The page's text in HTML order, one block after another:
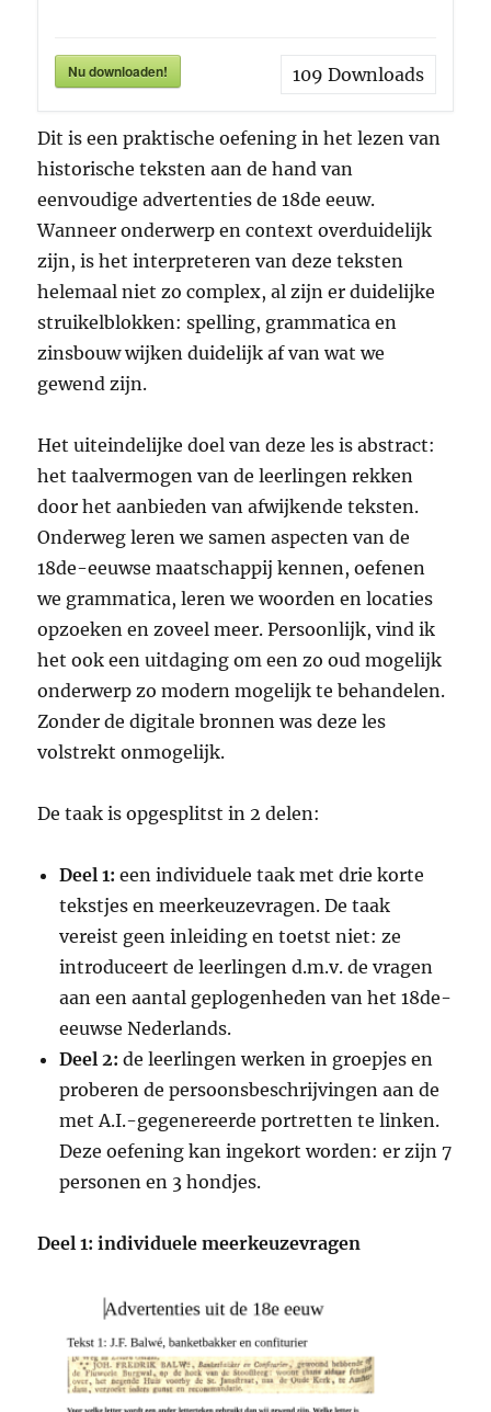
Nu downloaden! 109 Downloads
Dit is een praktische oefening in het lezen van
historische teksten aan de hand van
eenvoudige advertenties de 18de eeuw.
Wanneer onderwerp en context overduidelijk
zijn, is het interpreteren van deze teksten
helemaal niet zo complex, al zijn er duidelijke
struikelblokken: spelling, grammatica en
zinsbouw wijken duidelijk af van wat we
gewend zijn.
Het uiteindelijke doel van deze les is abstract:
het taalvermogen van de leerlingen rekken
door het aanbieden van afwijkende teksten.
Onderweg leren we samen aspecten van de
18de-eeuwse maatschappij kennen, oefenen
we grammatica, leren we woorden en locaties
opzoeken en zoveel meer. Persoonlijk, vind ik
het ook een uitdaging om een zo oud mogelijk
onderwerp zo modern mogelijk te behandelen.
Zonder de digitale bronnen was deze les
volstrekt onmogelijk.
De taak is opgesplitst in 2 delen:
Deel 1: een individuele taak met drie korte
tekstjes en meerkeuzevragen. De taak
vereist geen inleiding en toetst niet: ze
introduceert de leerlingen d.m.v. de vragen
aan een aantal geplogenheden van het 18de-
eeuwse Nederlands.
Deel 2: de leerlingen werken in groepjes en
proberen de persoonsbeschrijvingen aan de
met A.I.-gegenereerde portretten te linken.
Deze oefening kan ingekort worden: er zijn 7
personen en 3 hondjes.
Deel 1: individuele meerkeuzevragen